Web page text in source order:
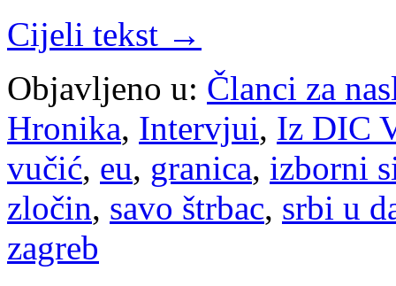
Cijeli tekst →
Objavljeno u: Članci za
Hronika, Intervjui, Iz DIC
vučić, eu, granica, izborni
zločin, savo štrbac, srbi u
zagreb